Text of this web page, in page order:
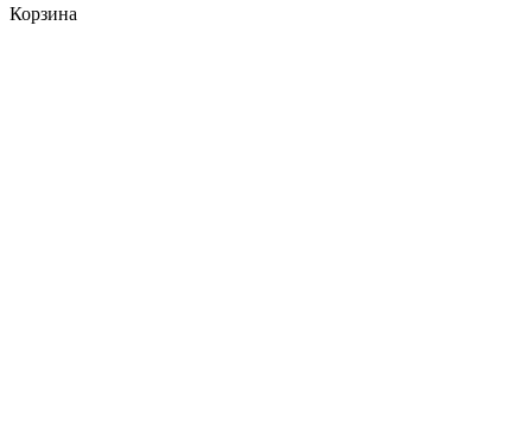
Корзина